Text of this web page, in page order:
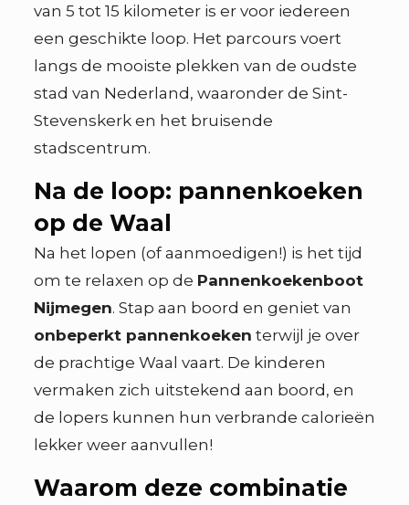
van 5 tot 15 kilometer is er voor iedereen
een geschikte loop. Het parcours voert
langs de mooiste plekken van de oudste
stad van Nederland, waaronder de Sint-
Stevenskerk en het bruisende
stadscentrum.
Na de loop: pannenkoeken
op de Waal
Na het lopen (of aanmoedigen!) is het tijd
om te relaxen op de Pannenkoekenboot
Nijmegen. Stap aan boord en geniet van
onbeperkt pannenkoeken terwijl je over
de prachtige Waal vaart. De kinderen
vermaken zich uitstekend aan boord, en
de lopers kunnen hun verbrande calorieën
lekker weer aanvullen!
Waarom deze combinatie